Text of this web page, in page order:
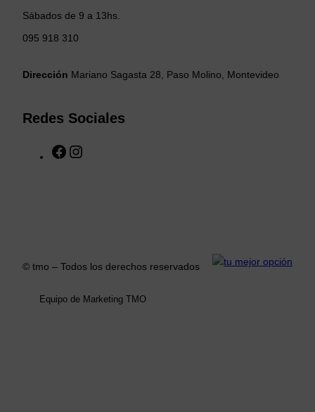
Sábados de 9 a 13hs.
095 918 310
Dirección Mariano Sagasta 28, Paso Molino, Montevideo
Redes Sociales
F
© tmo – Todos los derechos reservados
Equipo de Marketing TMO